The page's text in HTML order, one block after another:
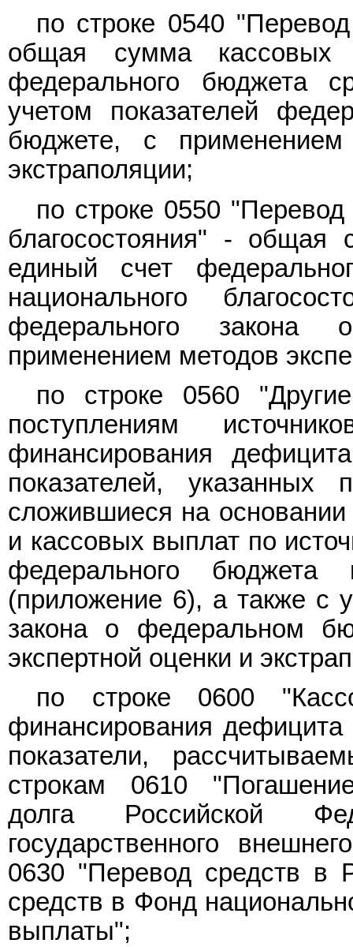
по строке 0540
общая сумма кассовых
федерального бюджета
учетом показателей
бюджете, с
экстраполяции;
по строке 0550
благосостояния" - общая
единый счет
национального
федерального
применением методов
по строке 0560
поступлениям
финансирования
показателей,
сложившиеся на основании
и кассовых выплат по
федерального
(приложение 6), а также с
закона о федеральном
экспертной оценки и
по строке 0600
финансирования
показатели,
строкам 0610 "Погашение
долга Российской
государственного
0630 "Перевод средств в
средств в Фонд
выплаты";